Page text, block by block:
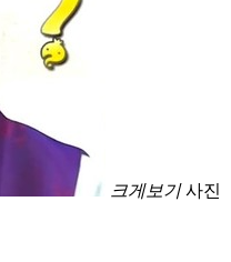
크게보기 사진